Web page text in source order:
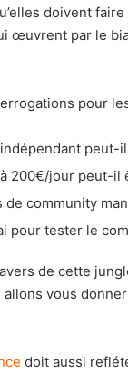
doivent
œuvrent par le
pour
200€/jour peut-
community
pour tester le
de cette
allons vous
doit aussi